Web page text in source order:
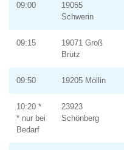
09:00
19055
Schwerin
09:15
19071 Groß
Brütz
09:50 19205 Möllin
10:20 *
* nur bei
Bedarf
23923
Schönberg